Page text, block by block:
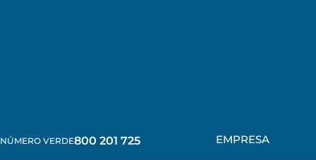
NÚMERO VERDE800 201 725 EMPRESA